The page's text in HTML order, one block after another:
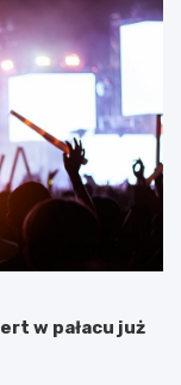
w pałacu już